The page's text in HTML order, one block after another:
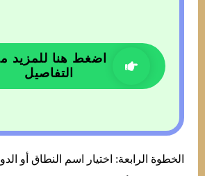
اضغط هنا للمزيد
التفاصيل
الخطوة الرابعة: اختيار اسم النطاق أو